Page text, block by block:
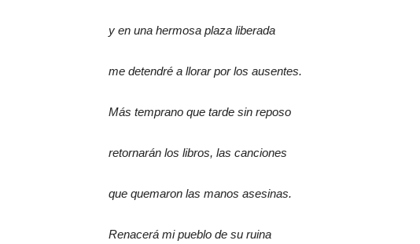
y en una hermosa plaza liberada
me detendré a llorar por los ausentes.
Más temprano que tarde sin reposo
retornarán los libros, las canciones
que quemaron las manos asesinas.
Renacerá mi pueblo de su ruina